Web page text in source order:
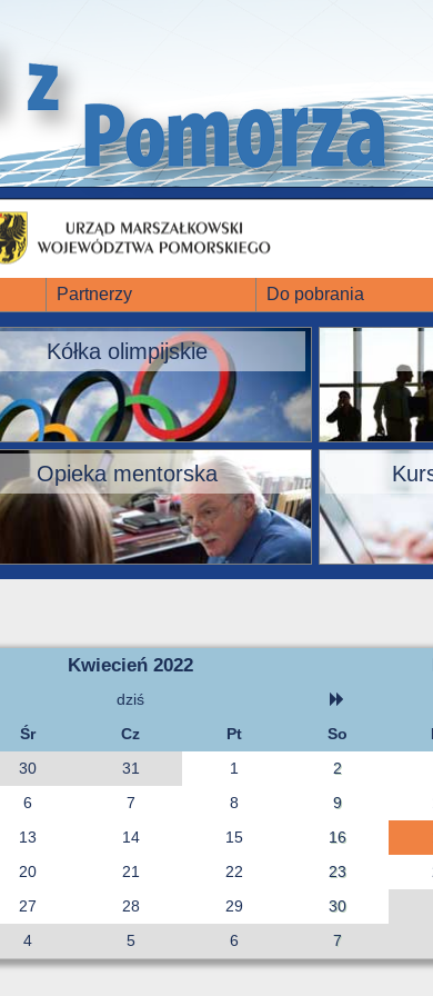
Partnerzy Do pobrania
Kółka olimpijskie
Opieka mentorska
Kwiecień 2022
dziś
Śr Cz Pt So
30 31 1 2
6 7 8 9
13 14 15 16
20 21 22 23
27 28 29 30
4 5 6 7